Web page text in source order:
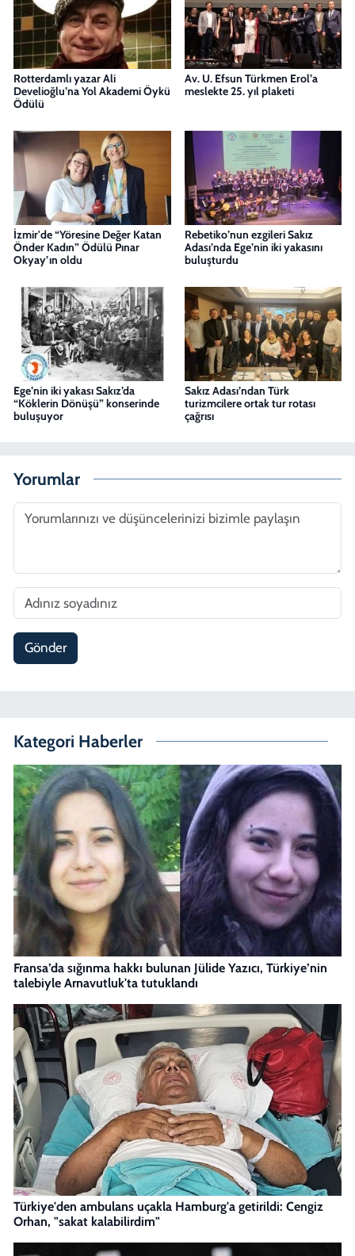
Rotterdamlı yazar Ali
Develioğlu’na Yol Akademi Öykü
Ödülü
Av. U. Efsun Türkmen Erol’a
meslekte 25. yıl plaketi
İzmir'de “Yöresine Değer Katan
Önder Kadın” Ödülü Pınar
Okyay’ın oldu
Rebetiko’nun ezgileri Sakız
Adası’nda Ege’nin iki yakasını
buluşturdu
Ege’nin iki yakası Sakız’da
“Köklerin Dönüşü” konserinde
buluşuyor
Sakız Adası’ndan Türk
turizmcilere ortak tur rotası
çağrısı
Yorumlar
Gönder
Kategori Haberler
Fransa’da sığınma hakkı bulunan Jülide Yazıcı, Türkiye’nin
talebiyle Arnavutluk'ta tutuklandı
Türkiye'den ambulans uçakla Hamburg'a getirildi: Cengiz
Orhan, "sakat kalabilirdim"